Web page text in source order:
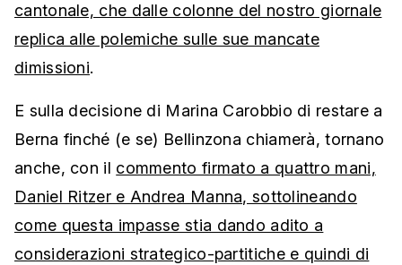
cantonale, che dalle colonne del nostro giornale
replica alle polemiche sulle sue mancate
dimissioni.
E sulla decisione di Marina Carobbio di restare a
Berna finché (e se) Bellinzona chiamerà, tornano
anche, con il commento firmato a quattro mani,
Daniel Ritzer e Andrea Manna, sottolineando
come questa impasse stia dando adito a
considerazioni strategico-partitiche e quindi di